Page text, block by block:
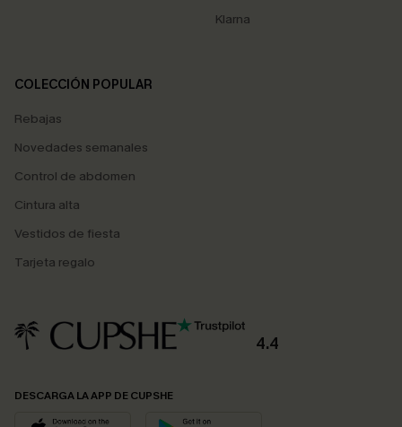
Klarna
COLECCIÓN POPULAR
Rebajas
Novedades semanales
Control de abdomen
Cintura alta
Vestidos de fiesta
Tarjeta regalo
4.4
DESCARGA LA APP DE CUPSHE